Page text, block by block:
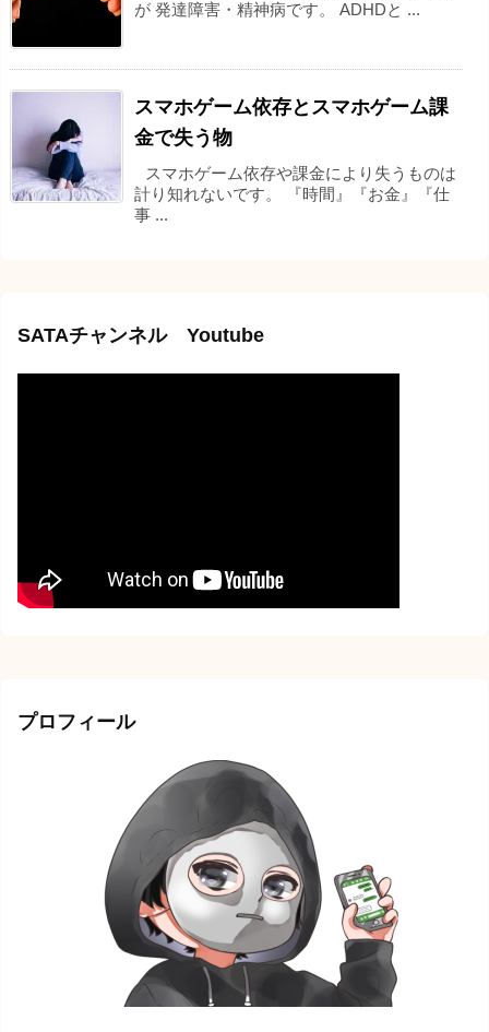
が 発達障害・精神病です。 ADHDと ...
スマホゲーム依存とスマホゲーム課
金で失う物
スマホゲーム依存や課金により失うものは
計り知れないです。 『時間』『お金』『仕
事 ...
SATAチャンネル Youtube
プロフィール